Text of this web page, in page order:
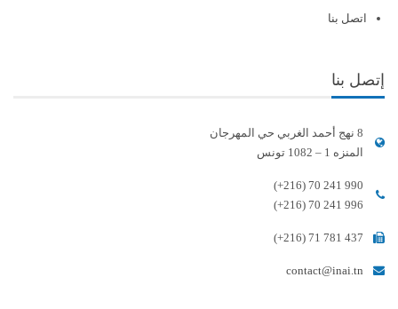
اتصل بنا
إتصل بنا
8 نهج أحمد الغربي حي المهرجان
المنزه 1 – 1082 تونس
(+216) 70 241 990
(+216) 70 241 996
(+216) 71 781 437
contact@inai.tn